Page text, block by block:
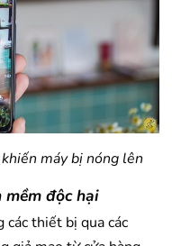
máy bị nóng lên
độc hại
các thiết bị qua các